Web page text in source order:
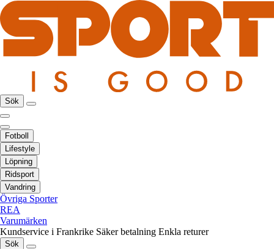
Sök
Fotboll
Lifestyle
Löpning
Ridsport
Vandring
Övriga Sporter
REA
Varumärken
Kundservice i Frankrike Säker betalning Enkla returer
Sök